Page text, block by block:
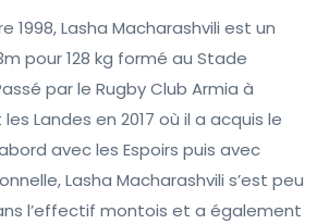
1998, Lasha Macharashvili est un
pour 128 kg formé au Stade
par le Rugby Club Armia à
les Landes en 2017 où il a acquis le
avec les Espoirs puis avec
Lasha Macharashvili s’est peu
l’effectif montois et a également